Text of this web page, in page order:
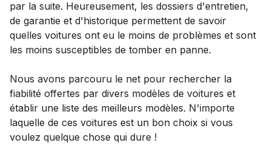
par la suite. Heureusement, les dossiers d'entretien,
de garantie et d'historique permettent de savoir
quelles voitures ont eu le moins de problèmes et sont
les moins susceptibles de tomber en panne.
Nous avons parcouru le net pour rechercher la
fiabilité offertes par divers modèles de voitures et
établir une liste des meilleurs modèles. N'importe
laquelle de ces voitures est un bon choix si vous
voulez quelque chose qui dure !